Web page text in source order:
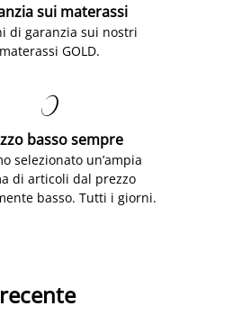
sui materassi
di garanzia sui nostri
materassi GOLD.

basso sempre
selezionato un’ampia
di articoli dal prezzo
basso. Tutti i giorni.